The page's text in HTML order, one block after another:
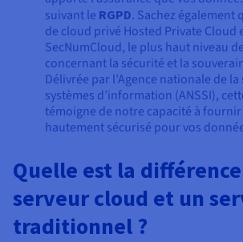
suivant le RGPD. Sachez
de cloud privé Hosted Private Cloud
SecNumCloud, le plus haut niveau
concernant la sécurité et la
Délivrée par l’Agence nationale de
systèmes d’information (ANSSI),
témoigne de notre capacité à
hautement sécurisé pour vos
Quelle est la
serveur cloud et un
traditionnel ?